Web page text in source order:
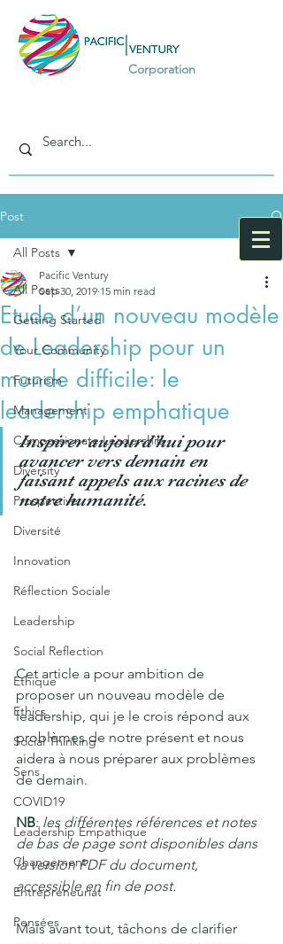
Corporation
Post
All Posts
Getting Started
Your Community
Futurism
Management
Compassionate Leadership
Diversity
Prospective
Diversité
Innovation
Réflection Sociale
Leadership
Social Reflection
Ethique
Ethics
Social Thinking
Sens
COVID19
Leadership Empathique
Changement
Entrepreneuriat
Pensées
All Posts
Etude d’un nouveau modèle
de Leadership pour un
monde difficile: le
leadership emphatique
Pacific Ventury
Sep 30, 2019 15 min read
Inspirer aujourd’hui pour
avancer vers demain en
faisant appels aux racines de
notre humanité.
Cet article a pour ambition de
proposer un nouveau modèle de
leadership, qui je le crois répond aux
problèmes de notre présent et nous
aidera à nous préparer aux problèmes
de demain.
NB: les différentes références et notes
de bas de page sont disponibles dans
la version PDF du document,
accessible en fin de post.
Mais avant tout, tâchons de clarifier